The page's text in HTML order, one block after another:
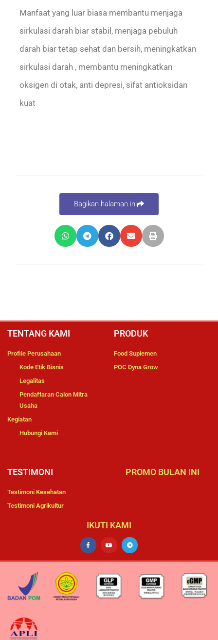
Manfaat yang luar biasa membantu menjaga
sirkulasi darah biar stabil, menjaga pebuluh
darah biar tetap sehat dan bersih, meningkatkan
sirkulasi darah , membantu meningkatkan
oksigen di otak, anti depresi, sifat antioksidan
kuat
Bagikan halaman ini
TENTANG KAMI
Profile Perusahaan
Kode Etik Bisnis
Legalitas
Pendaftaran Calon Mitra
Usaha
Kegiatan
Hubungi Kami
PRODUK
Food Suplemen
POC Dyna Grow
TESTIMONI
Testimoni Kesehatan
Testimoni Agrikultur
PROMO BULAN INI
IKUTI KAMI